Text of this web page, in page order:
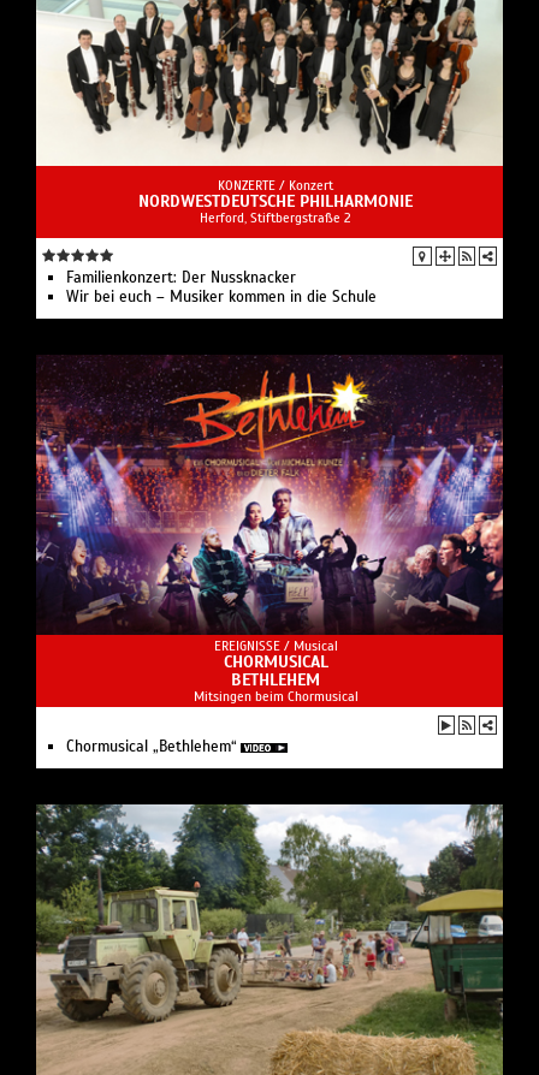
KONZERTE / Konzert
NORDWESTDEUTSCHE PHILHARMONIE
Herford, Stiftbergstraße 2
Familienkonzert: Der Nussknacker
Wir bei euch – Musiker kommen in die Schule
EREIGNISSE / Musical
CHORMUSICAL
BETHLEHEM
Mitsingen beim Chormusical
Chormusical „Bethlehem“